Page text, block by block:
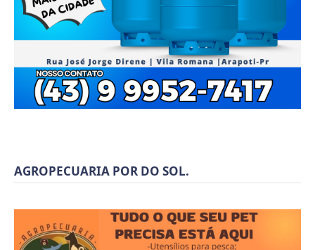
AGROPECUARIA POR DO SOL.